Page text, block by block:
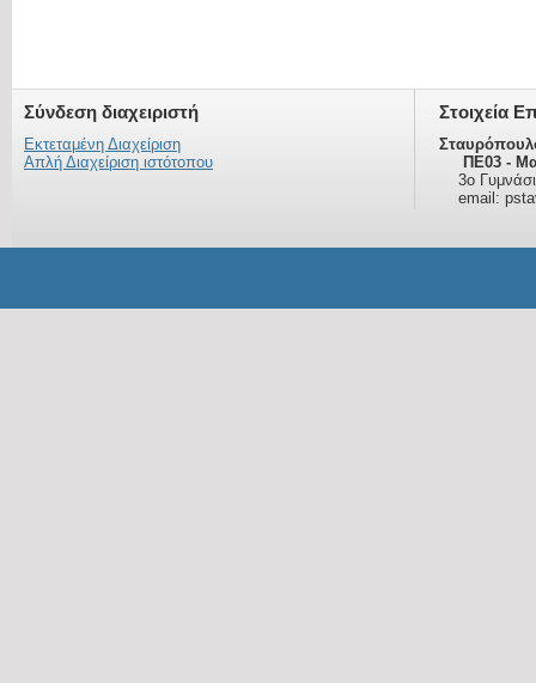
Σύνδεση διαχειριστή
Εκτεταμένη Διαχείριση
Απλή Διαχείριση ιστότοπου
Στοιχεία
ΠΕ03 -
3ο
email: